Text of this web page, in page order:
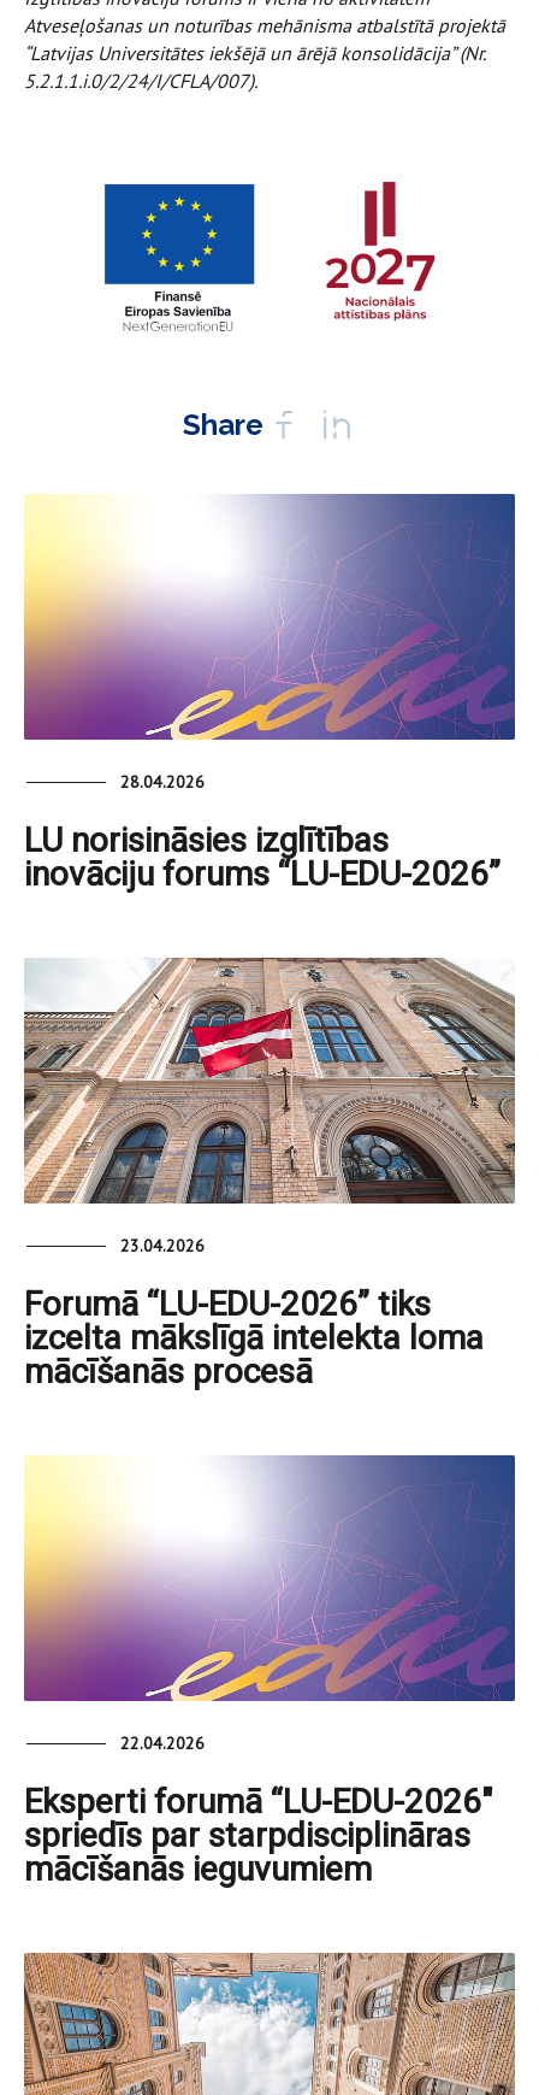
Atveseļošanas un noturības mehānisma atbalstītā projektā
“Latvijas Universitātes iekšējā un ārējā konsolidācija” (Nr.
5.2.1.1.i.0/2/24/I/CFLA/007).
Share
28.04.2026
LU norisināsies izglītības
inovāciju forums “LU-EDU-2026”
23.04.2026
Forumā “LU-EDU-2026” tiks
izcelta mākslīgā intelekta loma
mācīšanās procesā
22.04.2026
Eksperti forumā “LU-EDU-2026"
spriedīs par starpdisciplināras
mācīšanās ieguvumiem